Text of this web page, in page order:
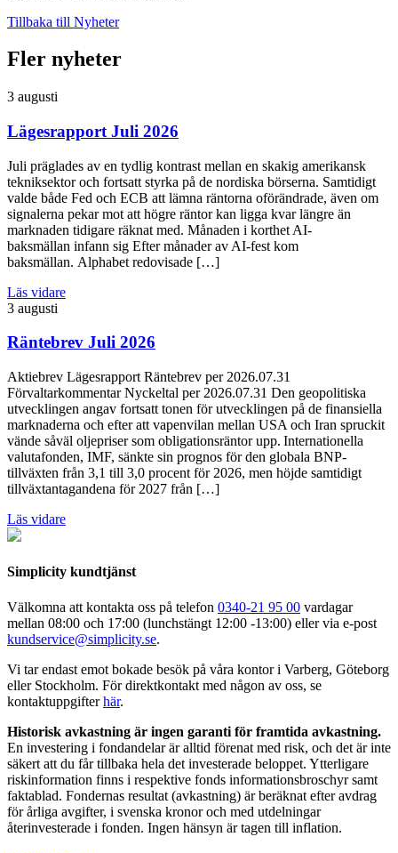
Tillbaka till Nyheter
Fler nyheter
3 augusti
Lägesrapport Juli 2026
Juli präglades av en tydlig kontrast mellan en skakig amerikansk
tekniksektor och fortsatt styrka på de nordiska börserna. Samtidigt
valde både Fed och ECB att lämna räntorna oförändrade, även om
signalerna pekar mot att högre räntor kan ligga kvar längre än
marknaden tidigare räknat med. Månaden i korthet AI-
baksmällan infann sig Efter månader av AI-fest kom
baksmällan. Alphabet redovisade […]
Läs vidare
3 augusti
Räntebrev Juli 2026
Aktiebrev Lägesrapport Räntebrev per 2026.07.31
Förvaltarkommentar Nyckeltal per 2026.07.31 Den geopolitiska
utvecklingen angav fortsatt tonen för utvecklingen på de finansiella
marknaderna och efter att vapenvilan mellan USA och Iran spruckit
vände såväl oljepriser som obligationsräntor upp. Internationella
valutafonden, IMF, sänkte sin prognos för den globala BNP-
tillväxten från 3,1 till 3,0 procent för 2026, men höjde samtidigt
tillväxtantagandena för 2027 från […]
Läs vidare
Simplicity kundtjänst
Välkomna att kontakta oss på telefon 0340-21 95 00 vardagar
mellan 08:00 och 17:00 (lunchstängt 12:00 -13:00) eller via e-post
kundservice@simplicity.se.
Vi tar endast emot bokade besök på våra kontor i Varberg, Göteborg
eller Stockholm. För direktkontakt med någon av oss, se
kontaktuppgifterhär.
Historisk avkastning är ingen garanti för framtida avkastning.
En investering i fondandelar är alltid förenat med risk, och det är inte
säkert att du får tillbaka hela det investerade beloppet. Ytterligare
riskinformation finns i respektive fonds informationsbroschyr samt
faktablad. Fondernas resultat (avkastning) är beräknat efter avdrag
för årliga avgifter, i svenska kronor och med utdelningar
återinvesterade i fonden. Ingen hänsyn är tagen till inflation.